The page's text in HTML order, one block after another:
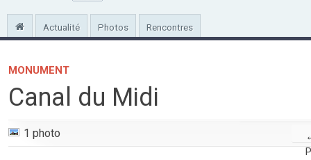
Actualité Photos Rencontres
MONUMENT
Canal du Midi
1 photo